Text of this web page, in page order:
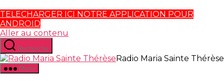
TELECHARGER ICI NOTRE APPLICATION POUR
ANDROID
Aller au contenu
Recherche
Radio Maria Sainte Thérèse
Menu